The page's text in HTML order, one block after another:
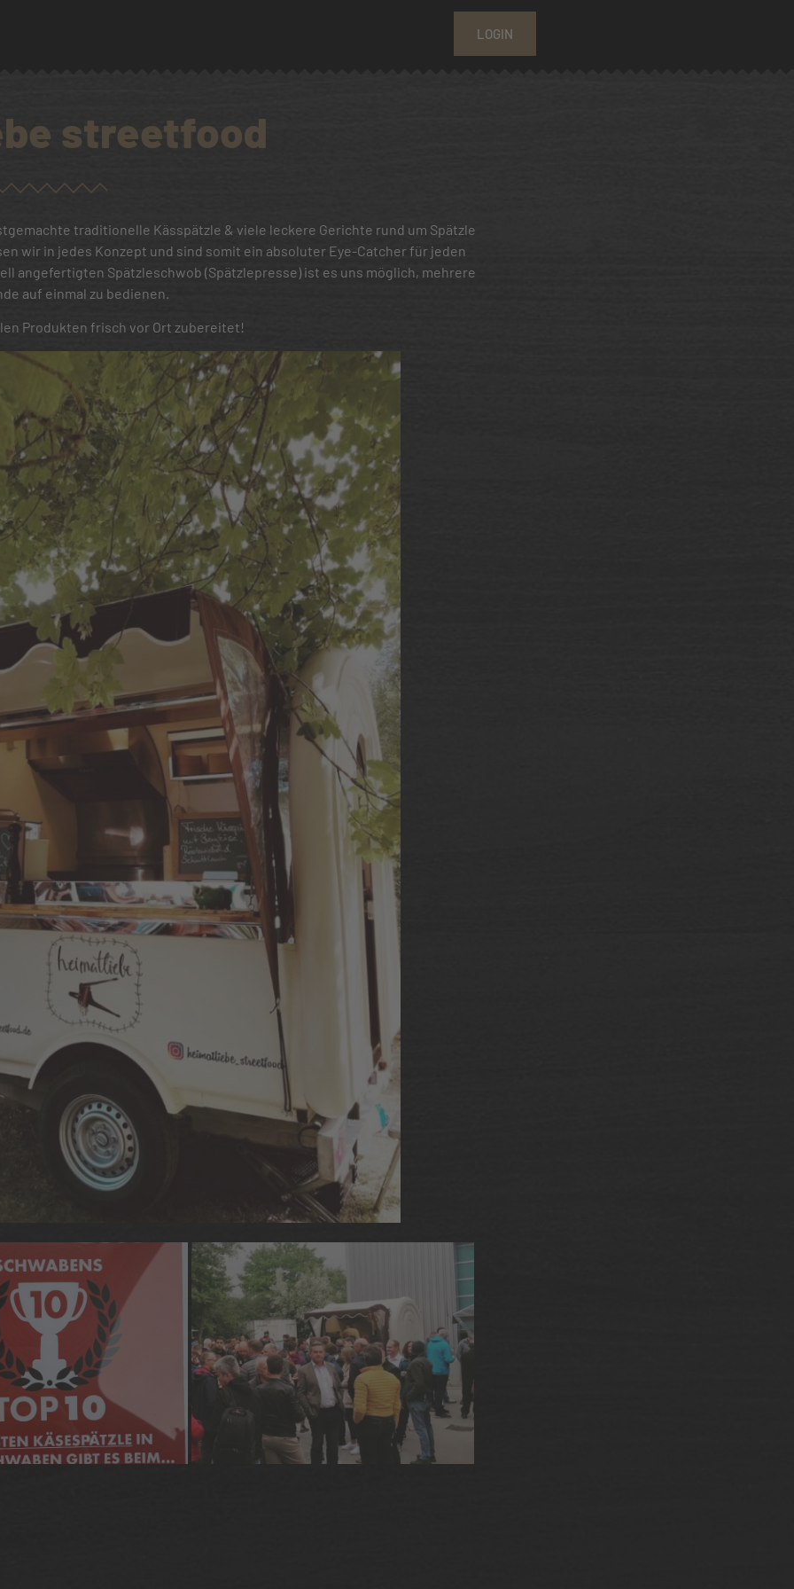
LOGIN
streetfood
traditionelle Kässpätzle & viele leckere Gerichte rund um Spätzle
wir in jedes Konzept und sind somit ein absoluter Eye-Catcher für jeden
angefertigten Spätzleschwob (Spätzlepresse) ist es uns möglich, mehrere
auf einmal zu bedienen.
Produkten frisch vor Ort zubereitet!